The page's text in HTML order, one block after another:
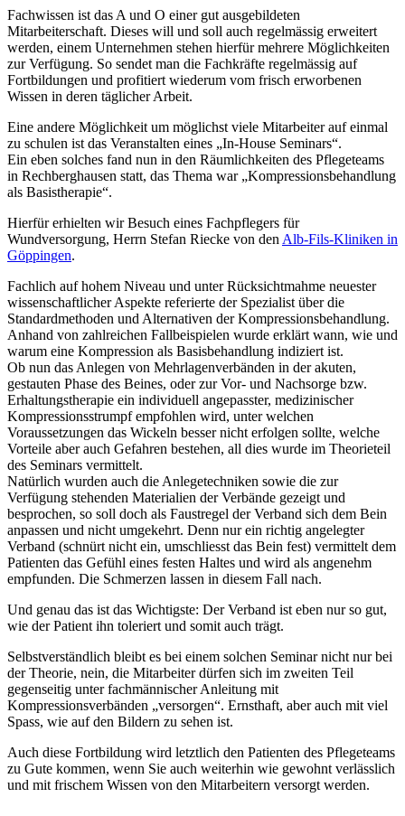
Fachwissen ist das A und O einer gut ausgebildeten
Mitarbeiterschaft. Dieses will und soll auch regelmässig erweitert
werden, einem Unternehmen stehen hierfür mehrere Möglichkeiten
zur Verfügung. So sendet man die Fachkräfte regelmässig auf
Fortbildungen und profitiert wiederum vom frisch erworbenen
Wissen in deren täglicher Arbeit.
Eine andere Möglichkeit um möglichst viele Mitarbeiter auf einmal
zu schulen ist das Veranstalten eines „In-House Seminars“.
Ein eben solches fand nun in den Räumlichkeiten des Pflegeteams
in Rechberghausen statt, das Thema war „Kompressionsbehandlung
als Basistherapie“.
Hierfür erhielten wir Besuch eines Fachpflegers für
Wundversorgung, Herrn Stefan Riecke von den Alb-Fils-Kliniken in
Göppingen.
Fachlich auf hohem Niveau und unter Rücksichtmahme neuester
wissenschaftlicher Aspekte referierte der Spezialist über die
Standardmethoden und Alternativen der Kompressionsbehandlung.
Anhand von zahlreichen Fallbeispielen wurde erklärt wann, wie und
warum eine Kompression als Basisbehandlung indiziert ist.
Ob nun das Anlegen von Mehrlagenverbänden in der akuten,
gestauten Phase des Beines, oder zur Vor- und Nachsorge bzw.
Erhaltungstherapie ein individuell angepasster, medizinischer
Kompressionsstrumpf empfohlen wird, unter welchen
Voraussetzungen das Wickeln besser nicht erfolgen sollte, welche
Vorteile aber auch Gefahren bestehen, all dies wurde im Theorieteil
des Seminars vermittelt.
Natürlich wurden auch die Anlegetechniken sowie die zur
Verfügung stehenden Materialien der Verbände gezeigt und
besprochen, so soll doch als Faustregel der Verband sich dem Bein
anpassen und nicht umgekehrt. Denn nur ein richtig angelegter
Verband (schnürt nicht ein, umschliesst das Bein fest) vermittelt dem
Patienten das Gefühl eines festen Haltes und wird als angenehm
empfunden. Die Schmerzen lassen in diesem Fall nach.
Und genau das ist das Wichtigste: Der Verband ist eben nur so gut,
wie der Patient ihn toleriert und somit auch trägt.
Selbstverständlich bleibt es bei einem solchen Seminar nicht nur bei
der Theorie, nein, die Mitarbeiter dürfen sich im zweiten Teil
gegenseitig unter fachmännischer Anleitung mit
Kompressionsverbänden „versorgen“. Ernsthaft, aber auch mit viel
Spass, wie auf den Bildern zu sehen ist.
Auch diese Fortbildung wird letztlich den Patienten des Pflegeteams
zu Gute kommen, wenn Sie auch weiterhin wie gewohnt verlässlich
und mit frischem Wissen von den Mitarbeitern versorgt werden.